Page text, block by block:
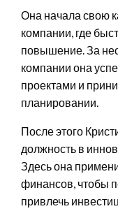
Она начала свою
компании, где
повышение. За
компании она
проектами и
планировании.
После этого
должность в
Здесь она
финансов, чтобы
привлечь